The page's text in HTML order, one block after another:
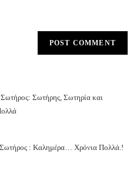
Σωτήρης, Σωτηρία και
: Καλημέρα… Χρόνια Πολλά.!